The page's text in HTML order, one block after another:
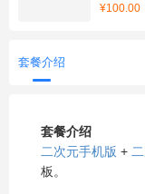
¥100.00
套餐介绍
套餐介绍
二次元手机版 +
板。